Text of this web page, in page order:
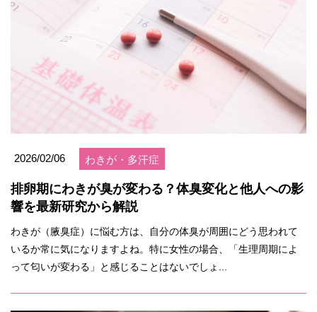
2026/02/06 わきが・多汗症
排卵期にわきが臭が変わる？体臭変化と他人への影
響を最新研究から解説
わきが（腋臭症）に悩む方は、自分の体臭が周囲にどう思われて
いるか常に気になりますよね。特に女性の場合、「生理周期によ
って匂いが変わる」と感じることはないでしょ...